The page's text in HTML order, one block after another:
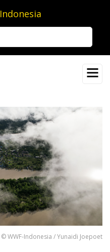
Indonesia
© WWF-Indonesia / Yunaidi Joepoet